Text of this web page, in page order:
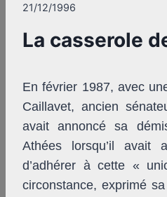
21/12/1996
La casserole
En février 1987, avec
Caillavet, ancien
avait annoncé sa
Athées lorsqu’il avait
d’adhérer à cette «
circonstance, exprimé